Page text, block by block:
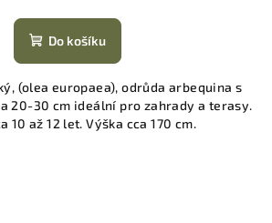
Do košíku
(olea europaea), odrůda arbequina s
20-30 cm ideální pro zahrady a terasy.
10 až 12 let. Výška cca 170 cm.